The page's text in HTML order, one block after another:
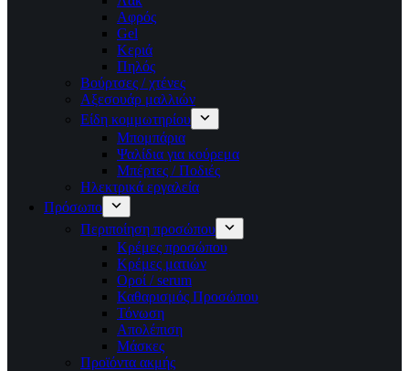
Αφρός
Gel
Κεριά
Πηλός
Βούρτσες / χτένες
Αξεσουάρ μαλλιών
Είδη κομμωτηρίου
Μπομπάρια
Ψαλίδια για κούρεμα
Μπέρτες / Ποδιές
Ηλεκτρικά εργαλεία
Πρόσωπο
Περιποίηση προσώπου
Κρέμες προσώπου
Κρέμες ματιών
Οροί / serum
Καθαρισμός Προσώπου
Τόνωση
Απολέπιση
Μάσκες
Προϊόντα ακμής